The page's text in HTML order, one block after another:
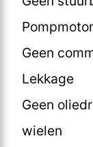
Geen
Lekkage
Geen
wielen